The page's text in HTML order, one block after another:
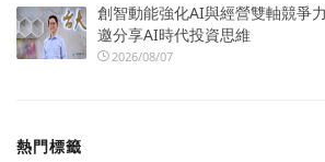
創智動能強化AI與經營雙軸競爭
邀分享AI時代投資思維
2026/08/07
熱門標籤